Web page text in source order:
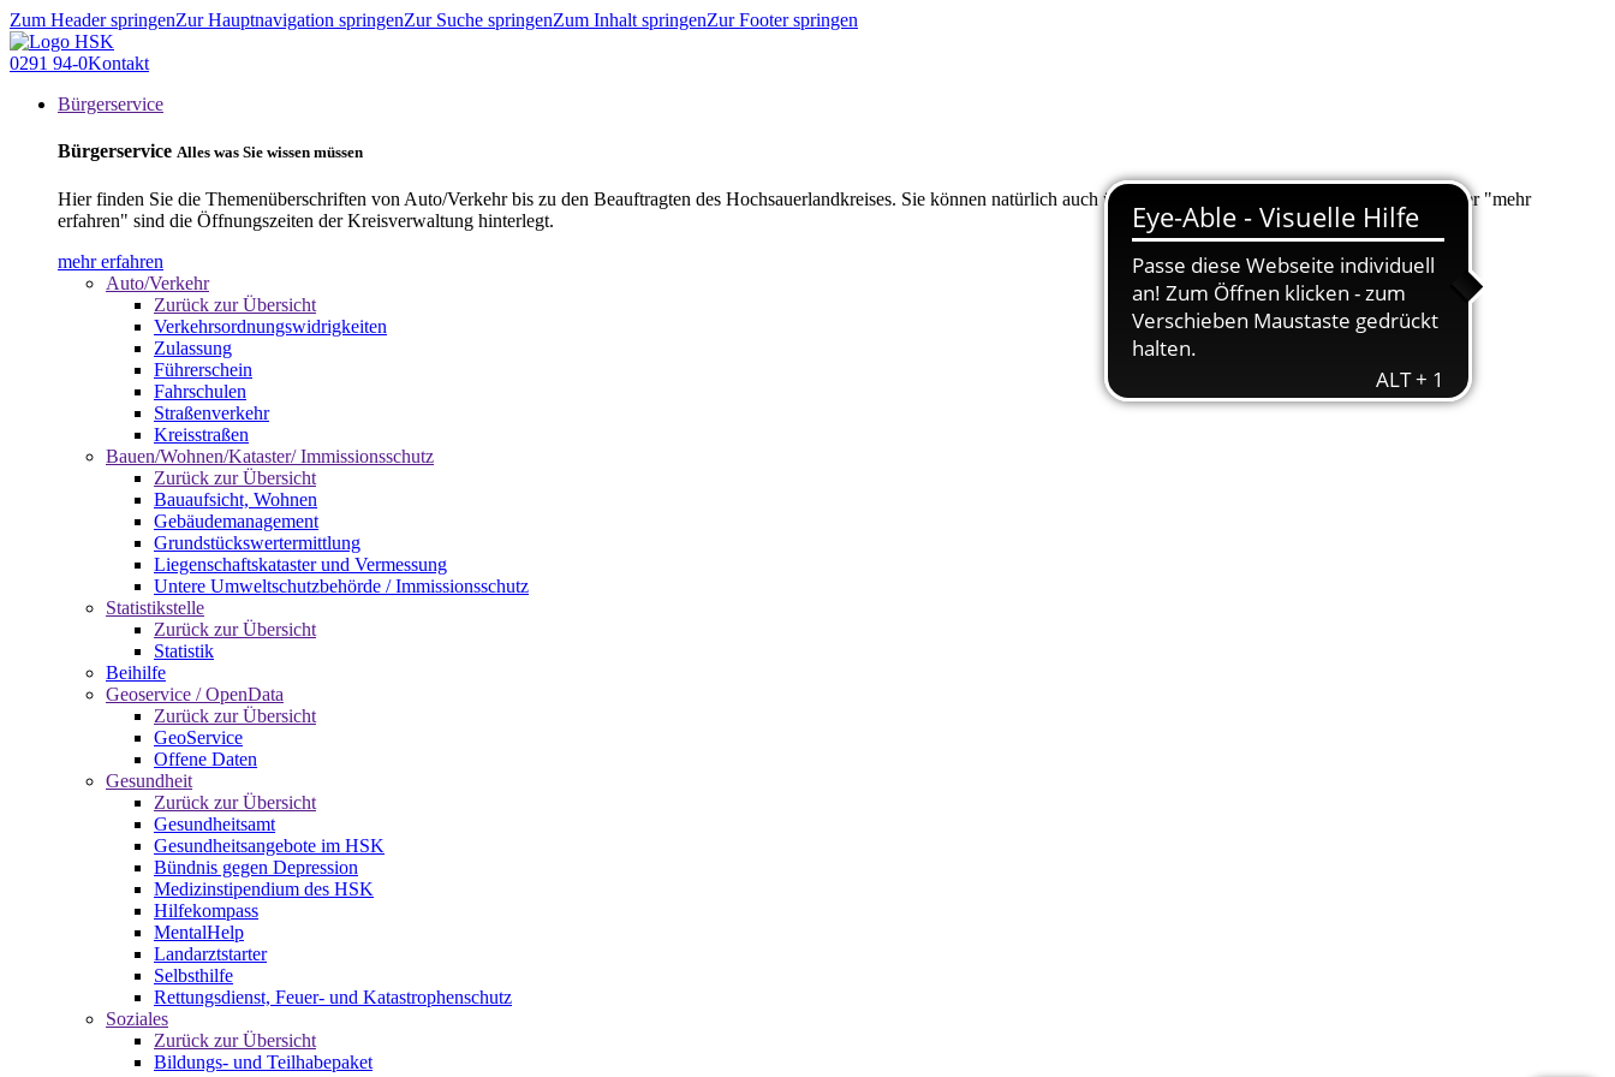
Zum Header springenZur Hauptnavigation springenZur Suche springenZum Inhalt springenZur Footer springen
0291 94-0Kontakt
Bürgerservice
Bürgerservice Alles was Sie wissen müssen
Hier finden Sie die Themenüberschriften von Auto/Verkehr bis zu den Beauftragten des Hochsauerlandkreises. Sie können natürlich auch über "Suche" nach Ihrem Anliegen suchen. Unter "mehr
erfahren" sind die Öffnungszeiten der Kreisverwaltung hinterlegt.
mehr erfahren
Auto/Verkehr
Zurück zur Übersicht
Verkehrsordnungswidrigkeiten
Zulassung
Führerschein
Fahrschulen
Straßenverkehr
Kreisstraßen
Bauen/Wohnen/Kataster/ Immissionsschutz
Zurück zur Übersicht
Bauaufsicht, Wohnen
Gebäudemanagement
Grundstückswertermittlung
Liegenschaftskataster und Vermessung
Untere Umweltschutzbehörde / Immissionsschutz
Statistikstelle
Zurück zur Übersicht
Statistik
Beihilfe
Geoservice / OpenData
Zurück zur Übersicht
GeoService
Offene Daten
Gesundheit
Zurück zur Übersicht
Gesundheitsamt
Gesundheitsangebote im HSK
Bündnis gegen Depression
Medizinstipendium des HSK
Hilfekompass
MentalHelp
Landarztstarter
Selbsthilfe
Rettungsdienst, Feuer- und Katastrophenschutz
Soziales
Zurück zur Übersicht
Bildungs- und Teilhabepaket